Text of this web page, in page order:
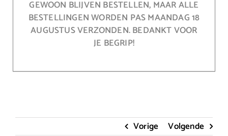
GEWOON BLIJVEN BESTELLEN, MAAR ALLE
BESTELLINGEN WORDEN PAS MAANDAG 18
AUGUSTUS VERZONDEN. BEDANKT VOOR
JE BEGRIP!
Vorige Volgende